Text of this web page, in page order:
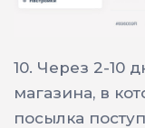
10. Через 2-10
магазина, в
посылка